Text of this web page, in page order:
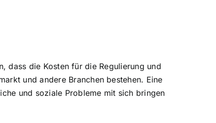
dass die Kosten für die Regulierung und
und andere Branchen bestehen. Eine
und soziale Probleme mit sich bringen